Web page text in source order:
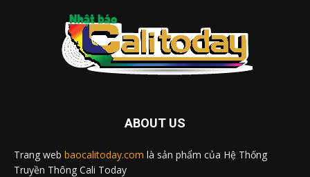
ABOUT US
Trang web baocalitoday.com là sản phẩm của Hệ Thống
Truyền Thông Cali Today